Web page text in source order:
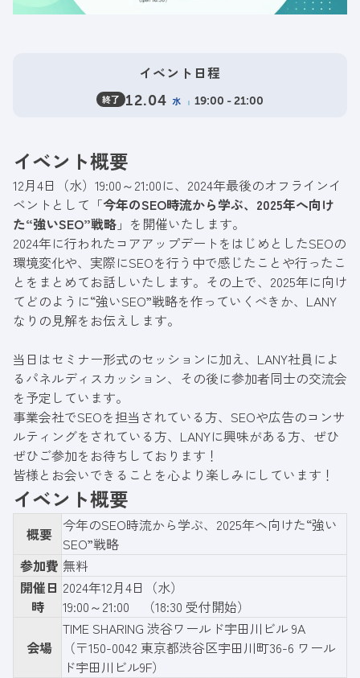
イベント日程
終了 12.04 水 19:00 - 21:00
イベント概要
12月4日（水）19:00～21:00に、2024年最後のオフラインイ
ベントとして「今年のSEO時流から学ぶ、2025年へ向け
た“強いSEO”戦略 」を開催いたします。
2024年に行われたコアアップデートをはじめとしたSEOの
環境変化や、実際にSEOを行う中で感じたことや行ったこ
とをまとめてお話しいたします。その上で、2025年に向け
てどのように“強いSEO”戦略を作っていくべきか、LANY
なりの見解をお伝えします。
当日はセミナー形式のセッションに加え、LANY社員によ
るパネルディスカッション、その後に参加者同士の交流会
を予定しています。
事業会社でSEOを担当されている方、SEOや広告のコンサ
ルティングをされている方、LANYに興味がある方、ぜひ
ぜひご参加をお待ちしております！
皆様とお会いできることを心より楽しみにしています！
イベント概要
概要
今年のSEO時流から学ぶ、2025年ヘ向けた“強い
SEO”戦略
参加費 無料
開催日
時
2024年12月4日（水）
19:00～21:00 （18:30 受付開始）
会場
TIME SHARING 渋谷ワールド宇田川ビル 9A
（〒150-0042 東京都渋谷区宇田川町36-6 ワール
ド宇田川ビル9F）